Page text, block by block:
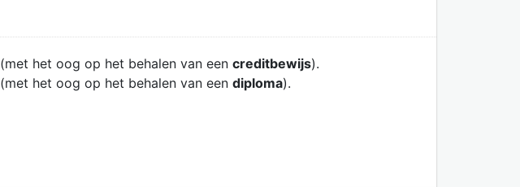
(met het oog op het behalen van een creditbewijs).
(met het oog op het behalen van een diploma).